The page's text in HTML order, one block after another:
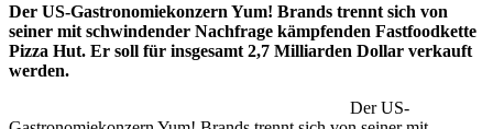
Der US-Gastronomiekonzern Yum! Brands trennt sich von
seiner mit schwindender Nachfrage kämpfenden Fastfoodkette
Pizza Hut. Er soll für insgesamt 2,7 Milliarden Dollar verkauft
werden.
Der US-